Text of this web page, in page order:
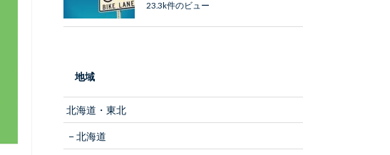
23.3k件のビュー
地域
北海道・東北
北海道